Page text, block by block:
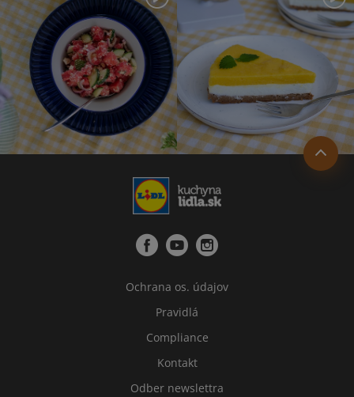
Ochrana os. údajov
Pravidlá
Compliance
Kontakt
Odber newslettra